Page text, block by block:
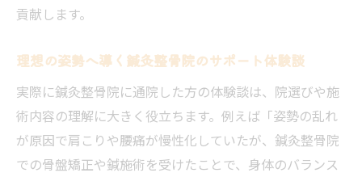
理想の姿勢へ導く鍼灸整骨院の活用法
春町で実践できる姿勢改善のポイント
鍼灸整骨院と自宅ケアの併用のすすめ
貢献します。
理想の姿勢へ導く鍼灸整骨院のサポート体験談
実際に鍼灸整骨院に通院した方の体験談は、院選びや施
術内容の理解に大きく役立ちます。例えば「姿勢の乱れ
が原因で肩こりや腰痛が慢性化していたが、鍼灸整骨院
での骨盤矯正や鍼施術を受けたことで、身体のバランス